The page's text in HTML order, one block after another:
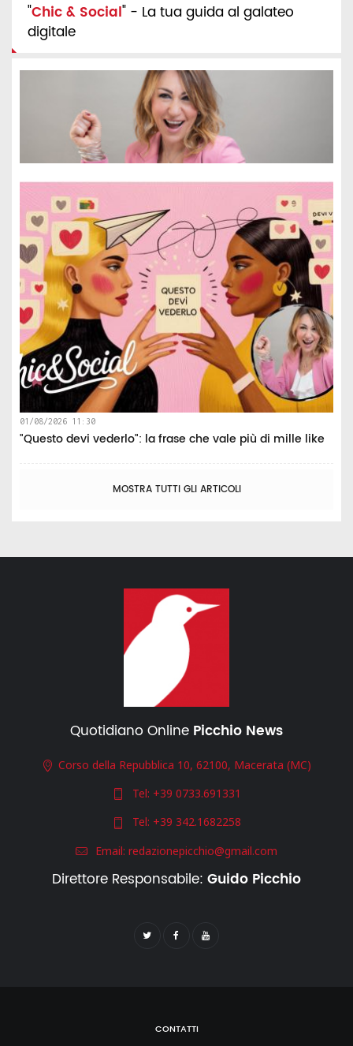
"Chic & Social" - La tua guida al galateo
digitale
01/08/2026 11:30
"Questo devi vederlo": la frase che vale più di mille like
MOSTRA TUTTI GLI ARTICOLI
Quotidiano Online Picchio News
Corso della Repubblica 10, 62100, Macerata (MC)
Tel: +39 0733.691331
Tel: +39 342.1682258
Email: redazionepicchio@gmail.com
Direttore Responsabile: Guido Picchio
CONTATTI